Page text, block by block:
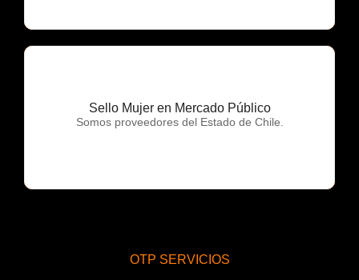
Sello Mujer en Mercado Público
Somos proveedores del Estado de Chile.
OTP Servicios
OTP SERVICIOS